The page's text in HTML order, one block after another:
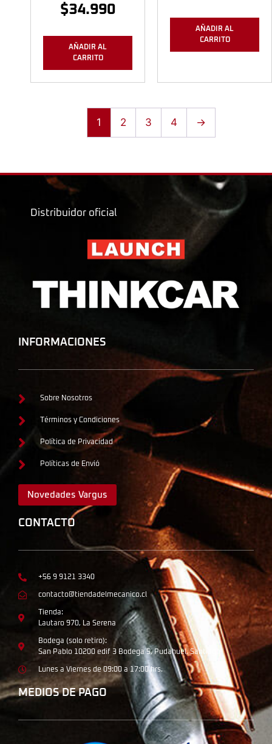
$34.990
AÑADIR AL
CARRITO
AÑADIR AL
CARRITO
1 2 3 4 →
Distribuidor oficial
INFORMACIONES
Sobre Nosotros
Términos y Condiciones
Política de Privacidad
Políticas de Envió
Novedades Vargus
CONTACTO
+56 9 9121 3340
contacto@tiendadelmecanico.cl
Tienda:
Lautaro 970, La Serena
Bodega (solo retiro):
San Pablo 10200 edif 3 Bodega 5, Pudahuel, Santiago
Lunes a Viernes de 09:00 a 17:00 hrs.
MEDIOS DE PAGO